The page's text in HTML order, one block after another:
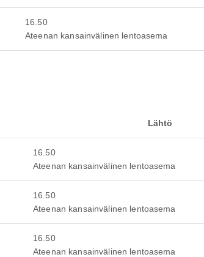
16.50
Ateenan kansainvälinen lentoasema
Lähtö
16.50
Ateenan kansainvälinen lentoasema
16.50
Ateenan kansainvälinen lentoasema
16.50
Ateenan kansainvälinen lentoasema